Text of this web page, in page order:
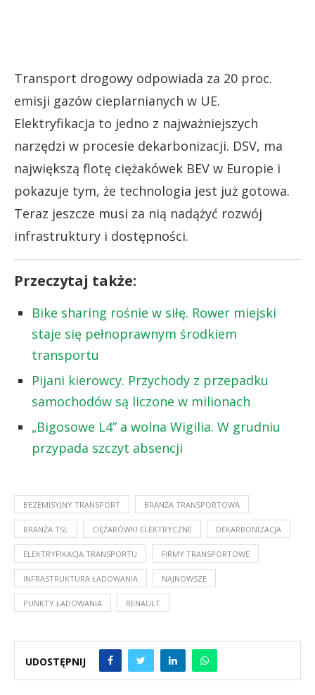
Transport drogowy odpowiada za 20 proc.
emisji gazów cieplarnianych w UE.
Elektryfikacja to jedno z najważniejszych
narzędzi w procesie dekarbonizacji. DSV, ma
największą flotę ciężakówek BEV w Europie i
pokazuje tym, że technologia jest już gotowa.
Teraz jeszcze musi za nią nadążyć rozwój
infrastruktury i dostępności.
Przeczytaj także:
Bike sharing rośnie w siłę. Rower miejski
staje się pełnoprawnym środkiem
transportu
Pijani kierowcy. Przychody z przepadku
samochodów są liczone w milionach
„Bigosowe L4” a wolna Wigilia. W grudniu
przypada szczyt absencji
BEZEMISYJNY TRANSPORT BRANŻA TRANSPORTOWA
BRANŻA TSL CIĘŻARÓWKI ELEKTRYCZNE DEKARBONIZACJA
ELEKTRYFIKACJA TRANSPORTU FIRMY TRANSPORTOWE
INFRASTRUKTURA ŁADOWANIA NAJNOWSZE
PUNKTY ŁADOWANIA RENAULT
UDOSTĘPNIJ